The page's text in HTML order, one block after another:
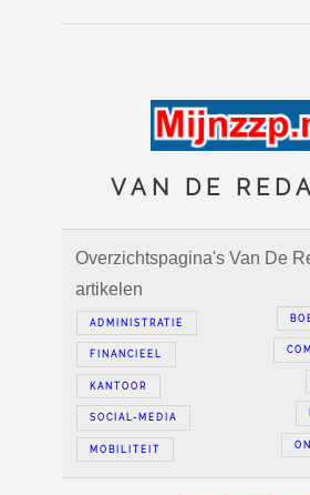
VAN DE
Overzichtspagina's Van De
artikelen
ADMINISTRATIE
FINANCIEEL
KANTOOR
SOCIAL-MEDIA
MOBILITEIT